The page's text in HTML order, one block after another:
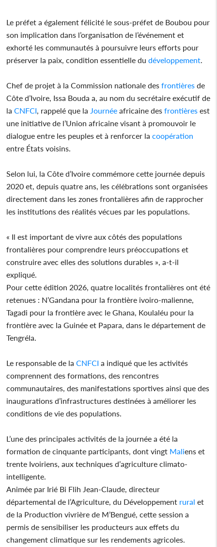
Le préfet a également félicité le sous-préfet de Boubou pour
son implication dans l’organisation de l’événement et
exhorté les communautés à poursuivre leurs efforts pour
préserver la paix, condition essentielle du développement
Chef de projet à la Commission nationale des frontières de
Côte d’Ivoire, Issa Bouda a, au nom du secrétaire exécutif de
la CNFCI , rappelé que la Journée africaine des frontières est
une initiative de l’Union africaine visant à promouvoir le
dialogue entre les peuples et à renforcer la coopération
entre États voisins.
Selon lui, la Côte d’Ivoire commémore cette journée depuis
2020 et, depuis quatre ans, les célébrations sont organisées
directement dans les zones frontalières afin de rapprocher
les institutions des réalités vécues par les populations.
« Il est important de vivre aux côtés des populations
frontalières pour comprendre leurs préoccupations et
construire avec elles des solutions durables », a-t-il
expliqué.
Pour cette édition 2026, quatre localités frontalières ont été
retenues : N’Gandana pour la frontière ivoiro-malienne,
Tagadi pour la frontière avec le Ghana, Koulaléu pour la
frontière avec la Guinée et Papara, dans le département de
Tengréla.
Le responsable de la CNFCI a indiqué que les activités
comprennent des formations, des rencontres
communautaires, des manifestations sportives ainsi que des
inaugurations d’infrastructures destinées à améliorer les
conditions de vie des populations.
L’une des principales activités de la journée a été la
formation de cinquante participants, dont vingt Maliens et
trente Ivoiriens, aux techniques d’agriculture climato-
intelligente.
Animée par Irié Bi Flih Jean-Claude, directeur
départemental de l’Agriculture, du Développement rural et
de la Production vivrière de M’Bengué, cette session a
permis de sensibiliser les producteurs aux effets du
changement climatique sur les rendements agricoles.